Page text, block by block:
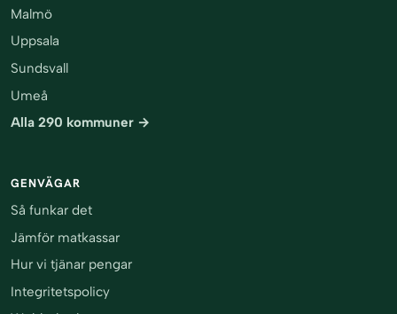
Malmö
Uppsala
Sundsvall
Umeå
Alla 290 kommuner →
GENVÄGAR
Så funkar det
Jämför matkassar
Hur vi tjänar pengar
Integritetspolicy